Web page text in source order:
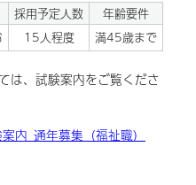
採用予定人数
年齢要件
15人程度 満45歳まで
は、試験案内をご覧くださ
内_通年募集（福祉職）